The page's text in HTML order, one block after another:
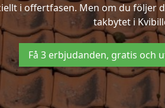
i offertfasen. Men om du
takbytet i
Få 3 erbjudanden, gratis och